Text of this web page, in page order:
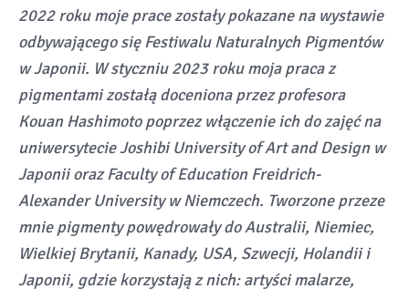
2022 roku moje prace zostały pokazane na wystawie
odbywającego się Festiwalu Naturalnych Pigmentów
w Japonii. W styczniu 2023 roku moja praca z
pigmentami zostałą doceniona przez profesora
Kouan Hashimoto poprzez włączenie ich do zajęć na
uniwersytecie Joshibi University of Art and Design w
Japonii oraz Faculty of Education Freidrich-
Alexander University w Niemczech. Tworzone przeze
mnie pigmenty powędrowały do Australii, Niemiec,
Wielkiej Brytanii, Kanady, USA, Szwecji, Holandii i
Japonii, gdzie korzystają z nich: artyści malarze,